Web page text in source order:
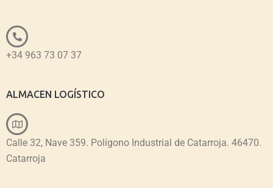
+34 963 73 07 37
ALMACEN LOGÍSTICO
Calle 32, Nave 359. Polígono Industrial de Catarroja. 46470.
Catarroja